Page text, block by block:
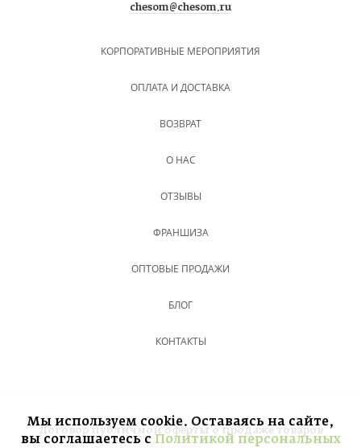
chesom@chesom.ru
КОРПОРАТИВНЫЕ МЕРОПРИЯТИЯ
ОПЛАТА И ДОСТАВКА
ВОЗВРАТ
О НАС
ОТЗЫВЫ
ФРАНШИЗА
ОПТОВЫЕ ПРОДАЖИ
БЛОГ
КОНТАКТЫ
Мы используем cookie. Оставаясь на сайте,
вы соглашаетесь с Политикой персональных
Договор публичной оферты о продаже товаров